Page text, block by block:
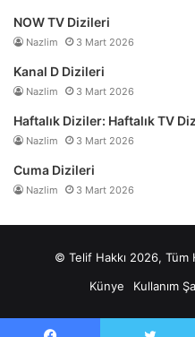
NOW TV Dizileri
Nazlim 3 Mart 2026
Kanal D Dizileri
Nazlim 3 Mart 2026
Haftalık Diziler: Haftalık TV
Nazlim 3 Mart 2026
Cuma Dizileri
Nazlim 3 Mart 2026
© Telif Hakkı 2026, Tüm
Künye
Kullanım